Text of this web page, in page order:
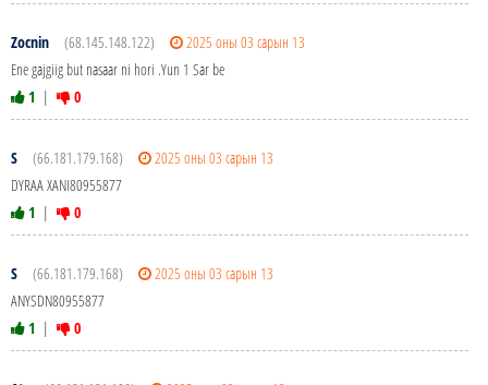
Zocnin (68.145.148.122)
2025 оны 03 сарын 13
Ene gajgiig but nasaar ni hori .Yun 1 Sar be
1 | 0
S (66.181.179.168)
2025 оны 03 сарын 13
DYRAA XANI80955877
1 | 0
S (66.181.179.168)
2025 оны 03 сарын 13
ANYSDN80955877
1 | 0